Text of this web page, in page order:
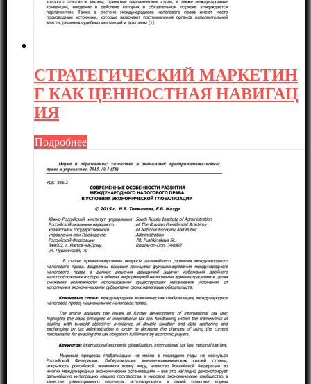
СТРАТЕГИЧЕСКИЙ МАРКЕТИН
Г КАК ЦЕННОСТНАЯ НАВИГАЦ
ИЯ
Подробнее